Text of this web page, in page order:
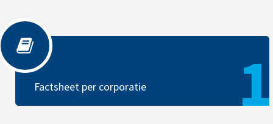
Factsheet per corporatie
Factsheet per corporatie 1